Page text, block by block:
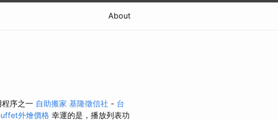
About
序之一 自助搬家 基隆徵信社 - 台
外燴價格 幸運的是，播放列表功